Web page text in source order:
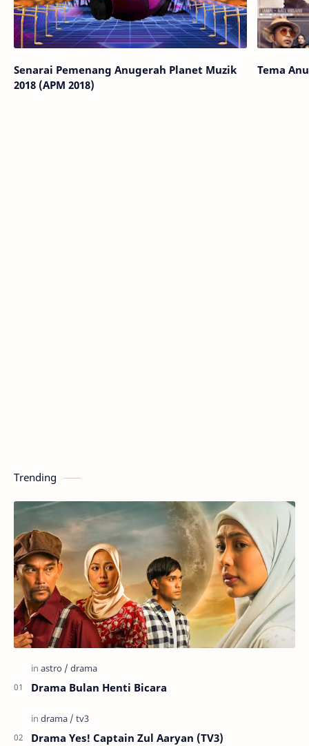
Senarai Pemenang Anugerah Planet Muzik
2018 (APM 2018)
Tema
Trending
Drama Bulan Henti Bicara
Drama Yes! Captain Zul Aaryan (TV3)